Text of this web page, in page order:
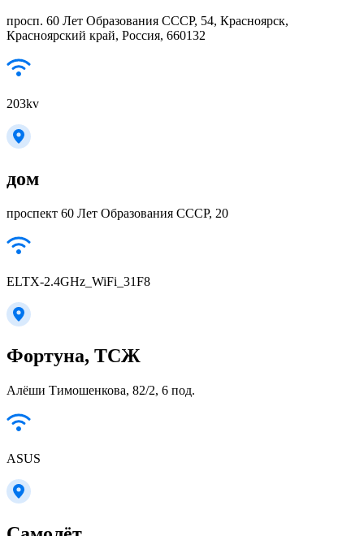
просп. 60 Лет Образования СССР, 54, Красноярск,
Красноярский край, Россия, 660132
203kv
дом
проспект 60 Лет Образования СССР, 20
ELTX-2.4GHz_WiFi_31F8
Фортуна, ТСЖ
Алёши Тимошенкова, 82/2, 6 под.
ASUS